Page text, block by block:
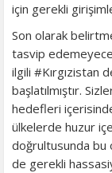
için gerekli
Son olarak
tasvip
ilgili #Kırgızistan
başlatılmıştır.
hedefleri içerisinde
ülkelerde huzur
doğrultusunda bu
de gerekli